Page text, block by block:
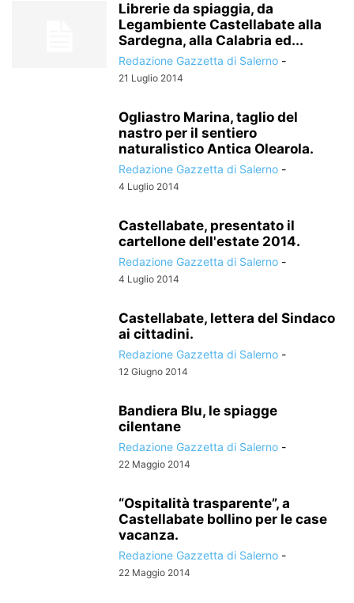
Librerie da spiaggia, da
Legambiente Castellabate alla
Sardegna, alla Calabria ed...
Redazione Gazzetta di Salerno -
21 Luglio 2014
Ogliastro Marina, taglio del
nastro per il sentiero
naturalistico Antica Olearola.
Redazione Gazzetta di Salerno -
4 Luglio 2014
Castellabate, presentato il
cartellone dell'estate 2014.
Redazione Gazzetta di Salerno -
4 Luglio 2014
Castellabate, lettera del Sindaco
ai cittadini.
Redazione Gazzetta di Salerno -
12 Giugno 2014
Bandiera Blu, le spiagge
cilentane
Redazione Gazzetta di Salerno -
22 Maggio 2014
“Ospitalità trasparente”, a
Castellabate bollino per le case
vacanza.
Redazione Gazzetta di Salerno -
22 Maggio 2014